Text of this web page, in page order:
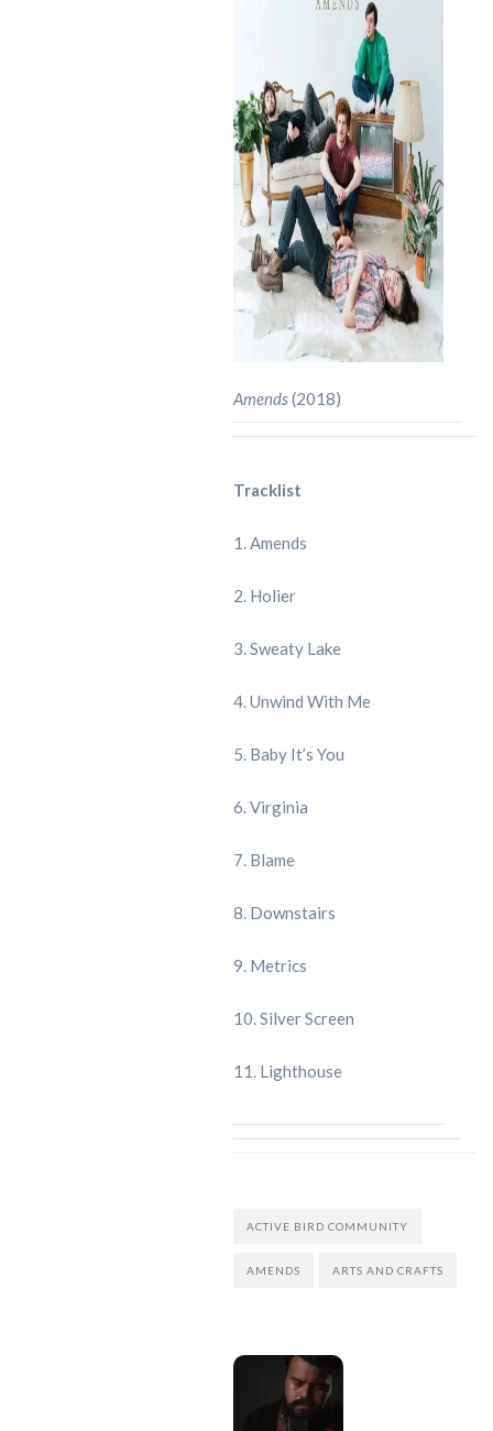
Amends(2018)
Tracklist
1. Amends
2. Holier
3. Sweaty Lake
4. Unwind With Me
5. Baby It’s You
6. Virginia
7. Blame
8. Downstairs
9. Metrics
10. Silver Screen
11. Lighthouse
ACTIVE BIRD COMMUNITY
AMENDS ARTS AND CRAFTS